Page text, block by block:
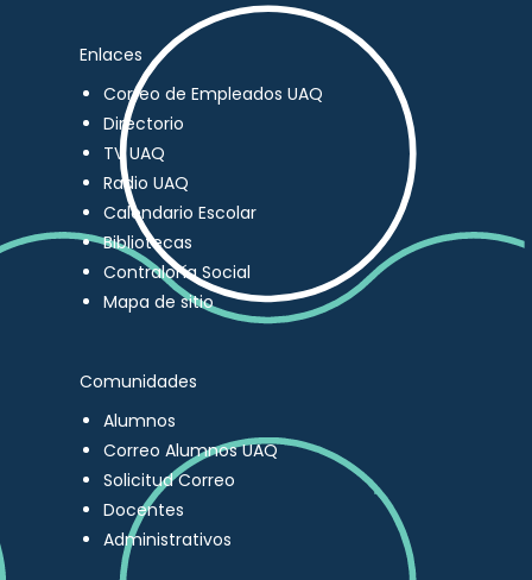
Enlaces
Correo de Empleados UAQ
Directorio
TV UAQ
Radio UAQ
Calendario Escolar
Bibliotecas
Contraloría Social
Mapa de sitio
Comunidades
Alumnos
Correo Alumnos UAQ
Solicitud Correo
Docentes
Administrativos